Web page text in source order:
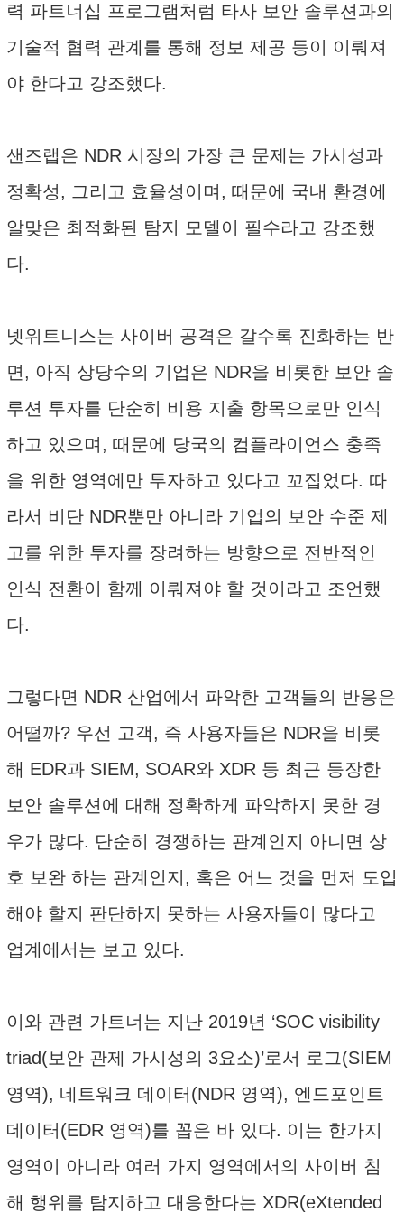
력 파트너십 프로그램처럼 타사 보안 솔루션과의
기술적 협력 관계를 통해 정보 제공 등이 이뤄져
야 한다고 강조했다.
샌즈랩은 NDR 시장의 가장 큰 문제는 가시성과
정확성, 그리고 효율성이며, 때문에 국내 환경에
알맞은 최적화된 탐지 모델이 필수라고 강조했
다.
넷위트니스는 사이버 공격은 갈수록 진화하는 반
면, 아직 상당수의 기업은 NDR을 비롯한 보안 솔
루션 투자를 단순히 비용 지출 항목으로만 인식
하고 있으며, 때문에 당국의 컴플라이언스 충족
을 위한 영역에만 투자하고 있다고 꼬집었다. 따
라서 비단 NDR뿐만 아니라 기업의 보안 수준 제
고를 위한 투자를 장려하는 방향으로 전반적인
인식 전환이 함께 이뤄져야 할 것이라고 조언했
다.
그렇다면 NDR 산업에서 파악한 고객들의 반응은
어떨까? 우선 고객, 즉 사용자들은 NDR을 비롯
해 EDR과 SIEM, SOAR와 XDR 등 최근 등장한
보안 솔루션에 대해 정확하게 파악하지 못한 경
우가 많다. 단순히 경쟁하는 관계인지 아니면 상
호 보완 하는 관계인지, 혹은 어느 것을 먼저 도입
해야 할지 판단하지 못하는 사용자들이 많다고
업계에서는 보고 있다.
이와 관련 가트너는 지난 2019년 ‘SOC visibility
triad(보안 관제 가시성의 3요소)’로서 로그(SIEM
영역), 네트워크 데이터(NDR 영역), 엔드포인트
데이터(EDR 영역)를 꼽은 바 있다. 이는 한가지
영역이 아니라 여러 가지 영역에서의 사이버 침
해 행위를 탐지하고 대응한다는 XDR(eXtended